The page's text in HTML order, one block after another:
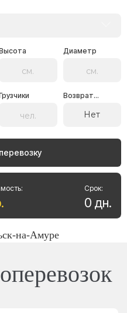
Диаметр
Возврат...
Нет
.
Срок:
0 дн.
на-Амуре